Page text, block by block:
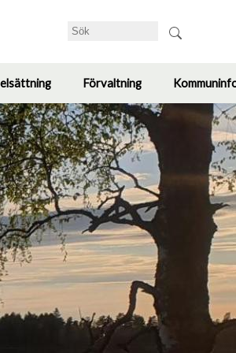
Sök
Toggle
submenu
Förvaltning
Toggle
submenu